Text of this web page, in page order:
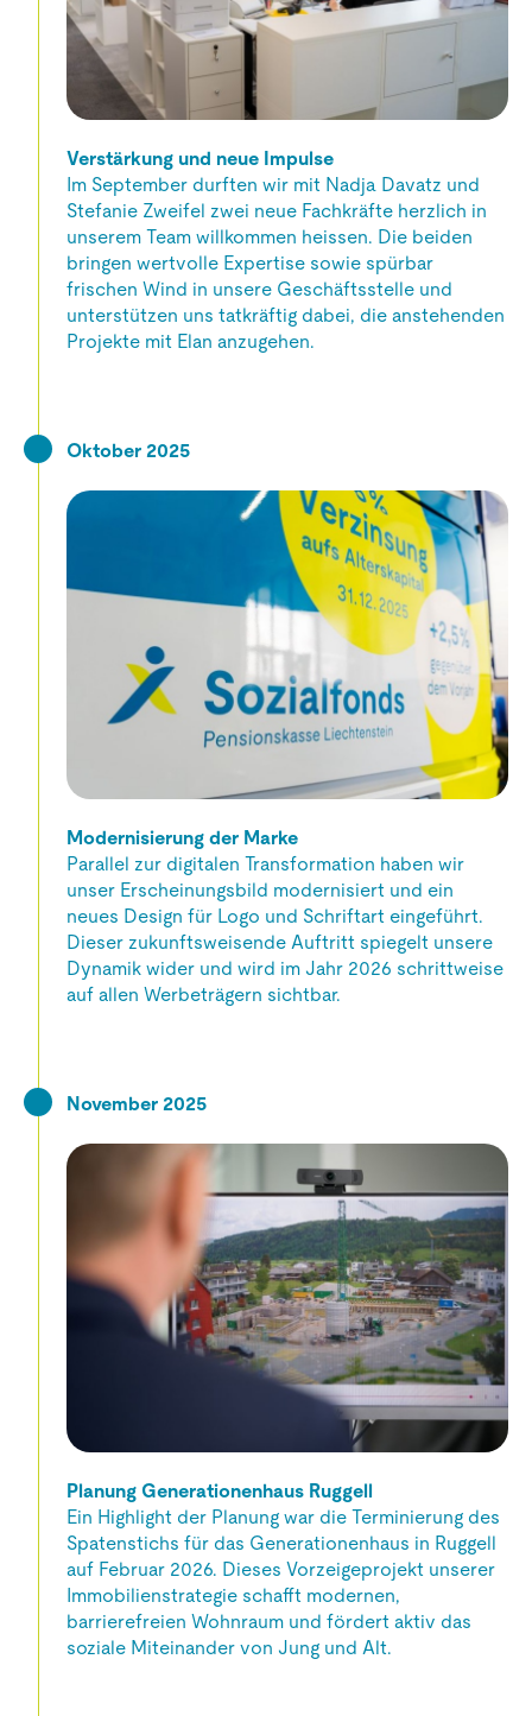
Verstärkung und neue Impulse
Im September durften wir mit Nadja Davatz und
Stefanie Zweifel zwei neue Fachkräfte herzlich in
unserem Team willkommen heissen. Die beiden
bringen wertvolle Expertise sowie spürbar
frischen Wind in unsere Geschäftsstelle und
unterstützen uns tatkräftig dabei, die anstehenden
Projekte mit Elan anzugehen.
Oktober 2025
Modernisierung der Marke
Parallel zur digitalen Transformation haben wir
unser Erscheinungsbild modernisiert und ein
neues Design für Logo und Schriftart eingeführt.
Dieser zukunftsweisende Auftritt spiegelt unsere
Dynamik wider und wird im Jahr 2026 schrittweise
auf allen Werbeträgern sichtbar.
November 2025
Planung Generationenhaus Ruggell
Ein Highlight der Planung war die Terminierung des
Spatenstichs für das Generationenhaus in Ruggell
auf Februar 2026. Dieses Vorzeigeprojekt unserer
Immobilienstrategie schafft modernen,
barrierefreien Wohnraum und fördert aktiv das
soziale Miteinander von Jung und Alt.